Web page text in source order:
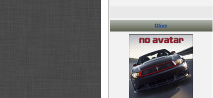
Olive